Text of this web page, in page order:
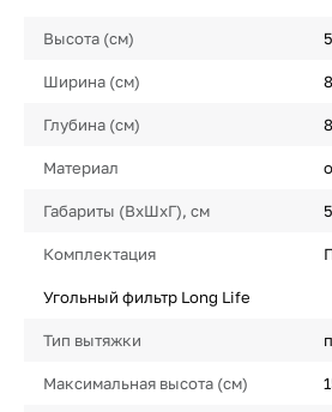
Высота (см)
Ширина (см)
Глубина (см)
Материал
Габариты (ВхШхГ), см
Комплектация
Угольный фильтр Long Life
Тип вытяжки
Максимальная высота (см)